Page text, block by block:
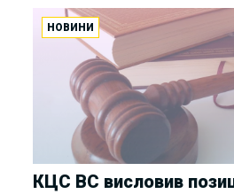
НОВИНИ
КЦС ВС висловив